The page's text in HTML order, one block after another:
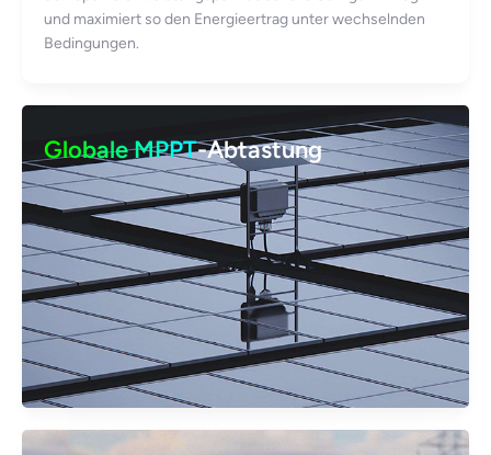
und maximiert so den Energieertrag unter wechselnden
Bedingungen.
Globale MPPT-Abtastung